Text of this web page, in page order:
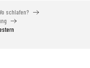
schlafen?